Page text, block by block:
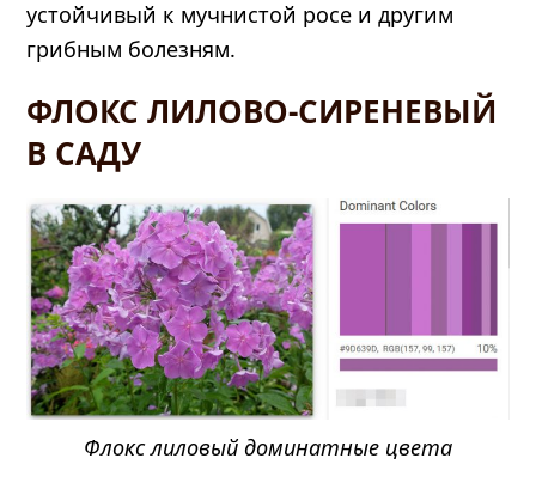
устойчивый к мучнистой росе и другим
грибным болезням.
ФЛОКС ЛИЛОВО-СИРЕНЕВЫЙ
В САДУ
Флокс лиловый доминатные цвета